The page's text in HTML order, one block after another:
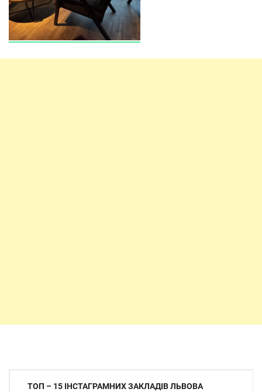
Навігація
ТОП – 15 ІНСТАГРАМНИХ ЗАКЛАДІВ ЛЬВОВА